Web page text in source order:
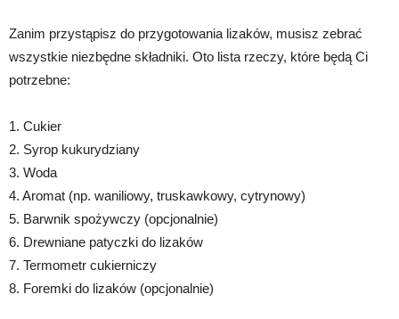
Zanim przystąpisz do przygotowania lizaków, musisz zebrać
wszystkie niezbędne składniki. Oto lista rzeczy, które będą Ci
potrzebne:
1. Cukier
2. Syrop kukurydziany
3. Woda
4. Aromat (np. waniliowy, truskawkowy, cytrynowy)
5. Barwnik spożywczy (opcjonalnie)
6. Drewniane patyczki do lizaków
7. Termometr cukierniczy
8. Foremki do lizaków (opcjonalnie)